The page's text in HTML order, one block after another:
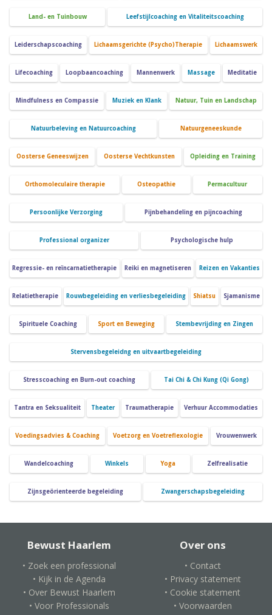
Land- en Tuinbouw Leefstijlcoaching en Vitaliteitscoaching
Leiderschapscoaching Lichaamsgerichte (Psycho)Therapie Lichaamswerk
Lifecoaching Loopbaancoaching Mannenwerk Massage Meditatie
Mindfulness en Compassie Muziek en Klank Natuur, Tuin en Landschap
Natuurbeleving en Natuurcoaching Natuurgeneeskunde
Oosterse Geneeswijzen Oosterse Vechtkunsten Opleiding en Training
Orthomoleculaire therapie Osteopathie Permacultuur
Persoonlijke Verzorging Pijnbehandeling en pijncoaching
Professional organizer Psychologische hulp
Regressie- en reïncarnatietherapie Reiki en magnetiseren Reizen en Vakanties
Relatietherapie Rouwbegeleiding en verliesbegeleiding Shiatsu Sjamanisme
Spirituele Coaching Sport en Beweging Stembevrijding en Zingen
Stervensbegeleidng en uitvaartbegeleiding
Stresscoaching en Burn-out coaching Tai Chi & Chi Kung (Qi Gong)
Tantra en Seksualiteit Theater Traumatherapie Verhuur Accommodaties
Voedingsadvies & Coaching Voetzorg en Voetreflexologie Vrouwenwerk
Wandelcoaching Winkels Yoga Zelfrealisatie
Zijnsgeörienteerde begeleiding Zwangerschapsbegeleiding
Bewust Haarlem
• Zoek een professional
• Kijk in de Agenda
• Over Bewust Haarlem
• Voor Professionals
Over ons
• Contact
• Privacy statement
• Cookie statement
• Voorwaarden